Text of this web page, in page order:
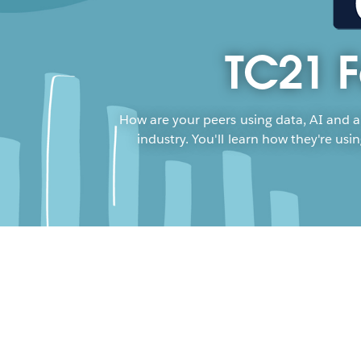
TC21
How are your peers using data, AI and
industry. You'll learn how they're